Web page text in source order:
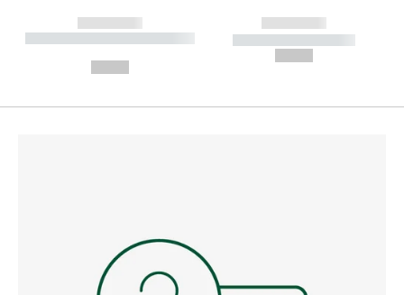
------------
----------- ----------- --------
------------
----------- -----------